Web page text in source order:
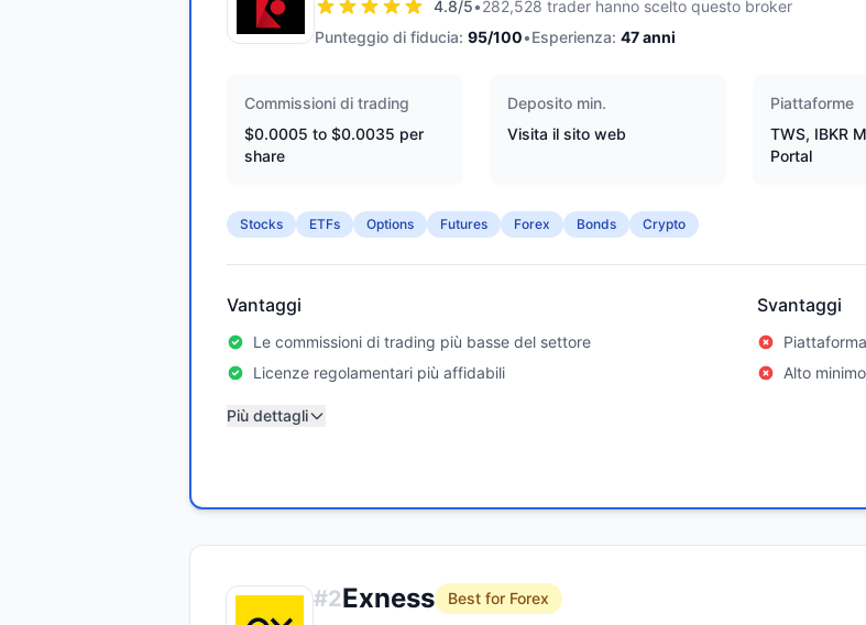
4.8/5•282,528 trader hanno scelto questo broker
Punteggio di fiducia: 95/100•Esperienza: 47anni
Commissioni di trading
$0.0005 to $0.0035 per
share
Deposito min.
Visita il sito web
Piattaforme
TWS, IBKR
Portal
Stocks ETFs Options Futures Forex Bonds Crypto
Vantaggi
Le commissioni di trading più basse del settore
Licenze regolamentari più affidabili
Svantaggi
Alto
Più dettagli
#2Exness
Best for Forex